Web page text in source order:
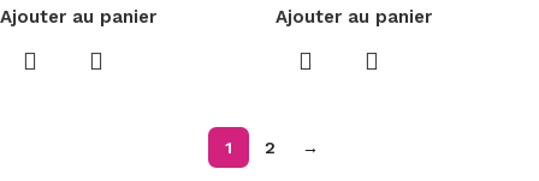
Ajouter au panier
Ajouter au panier
1 2 →